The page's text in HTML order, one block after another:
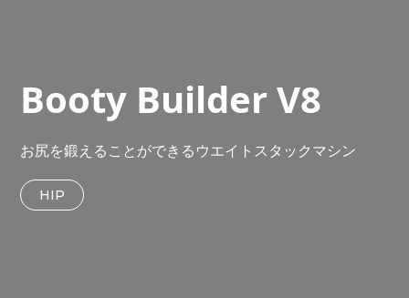
Booty Builder V8
お尻を鍛えることができるウエイトスタックマシン
HIP